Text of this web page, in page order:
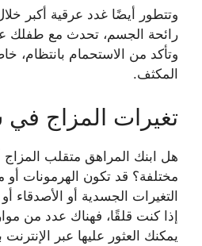
وتتطور أيضًا غدد عرقية أكبر
رائحة الجسم، تحدث مع طفلك
وتأكد من الاستحمام بانتظام،
المكثف.
تغيرات المزاج في
هل ابنك المراهق متقلب
مختلفة؟ قد تكون الهرمونات
التغيرات الجسدية أو
إذا كنت قلقًا، فهناك عدد من
يمكنك العثور عليها عبر